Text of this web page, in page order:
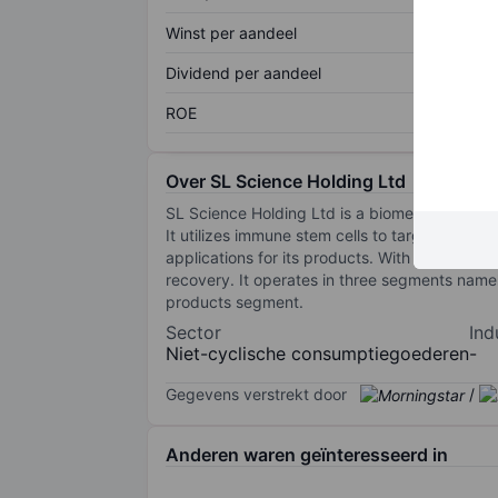
Winst per aandeel
Dividend per aandeel
ROE
Over SL Science Holding Ltd
SL Science Holding Ltd is a biomedical
It utilizes immune stem cells to target
applications for its products. With
recovery. It operates in three segments
products segment.
Sector
Niet-cyclische consumptiegoederen-
Gegevens verstrekt door /
Anderen waren geïnteresseerd in